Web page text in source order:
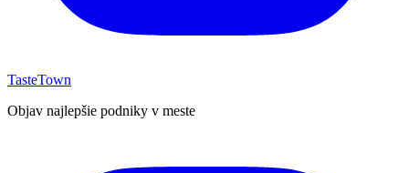
TasteTown
Objav najlepšie podniky v meste